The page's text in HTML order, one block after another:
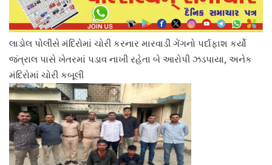
લાડોલ પોલીસે મંદિરોમાં ચોરી કરનાર મારવાડી ગેંગનો પર્દાફાશ કર્યો
જંત્રાલ પાસે ખેતરમાં પડાવ નાખી રહેતા બે આરોપી ઝડપાયા, અનેક
મંદિરોમાં ચોરી કબૂલી